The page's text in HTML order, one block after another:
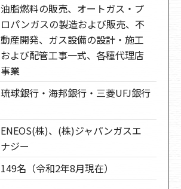
油脂燃料の販売、オートガス・プ
ロパンガスの製造および販売、不
動産開発、ガス設備の設計・施工
および配管工事一式、各種代理店
事業
琉球銀行・海邦銀行・三菱UFJ銀行
ENEOS(株)、(株)ジャパンガスエ
ナジー
149名（令和2年8月現在）